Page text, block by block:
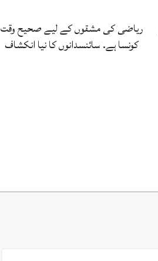
ریاضی کی مشقوں کے لیے صحیح وقت
کونسا ہے. سائنسدانوں کا نیا انکشاف